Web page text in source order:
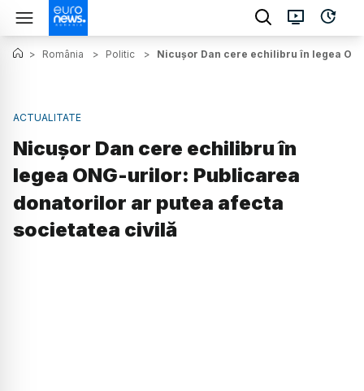
> România > Politic > Nicușor Dan cere echilibru în legea
ACTUALITATE
Nicușor Dan cere echilibru în
legea ONG-urilor: Publicarea
donatorilor ar putea afecta
societatea civilă